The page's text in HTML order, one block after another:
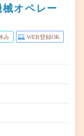
オペレー
み WEB登録OK